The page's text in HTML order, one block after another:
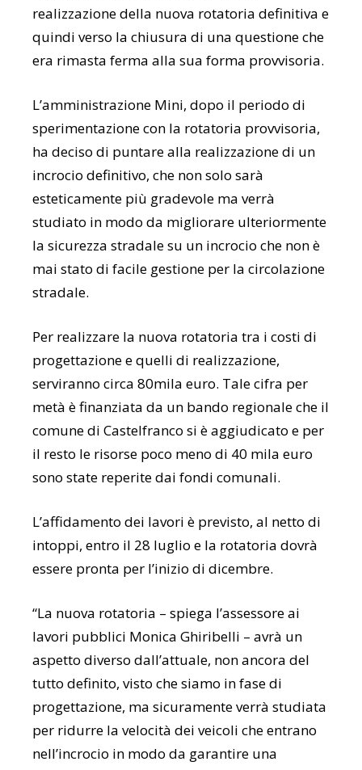
realizzazione della nuova rotatoria definitiva e
quindi verso la chiusura di una questione che
era rimasta ferma alla sua forma provvisoria.
L’amministrazione Mini, dopo il periodo di
sperimentazione con la rotatoria provvisoria,
ha deciso di puntare alla realizzazione di un
incrocio definitivo, che non solo sarà
esteticamente più gradevole ma verrà
studiato in modo da migliorare ulteriormente
la sicurezza stradale su un incrocio che non è
mai stato di facile gestione per la circolazione
stradale.
Per realizzare la nuova rotatoria tra i costi di
progettazione e quelli di realizzazione,
serviranno circa 80mila euro. Tale cifra per
metà è finanziata da un bando regionale che il
comune di Castelfranco si è aggiudicato e per
il resto le risorse poco meno di 40 mila euro
sono state reperite dai fondi comunali.
L’affidamento dei lavori è previsto, al netto di
intoppi, entro il 28 luglio e la rotatoria dovrà
essere pronta per l’inizio di dicembre.
“La nuova rotatoria – spiega l’assessore ai
lavori pubblici Monica Ghiribelli – avrà un
aspetto diverso dall’attuale, non ancora del
tutto definito, visto che siamo in fase di
progettazione, ma sicuramente verrà studiata
per ridurre la velocità dei veicoli che entrano
nell’incrocio in modo da garantire una